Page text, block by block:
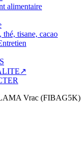
alimentaire
thé, tisane, cacao
Vrac (FIBAG5K)